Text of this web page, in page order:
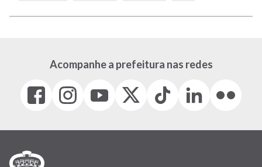
Acompanhe a prefeitura nas redes
Facebook
(link
em
janela)
Instagram
(link
em
(link
em
(Antigo
(link
Tiktok
(link
em
LinkedIn
(link
em
(link
em